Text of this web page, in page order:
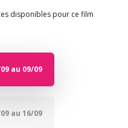
disponibles pour ce film
au 09/09
au 16/09